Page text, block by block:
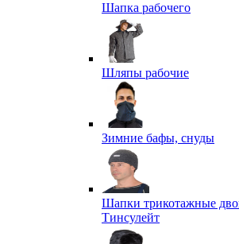
Шапка рабочего
Шляпы рабочие
Зимние бафы, снуды
Шапки трикотажные
Тинсулейт